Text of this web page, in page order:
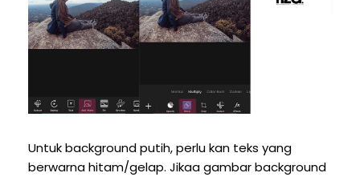
Untuk background putih, perlu kan teks yang
berwarna hitam/gelap. Jikaa gambar background